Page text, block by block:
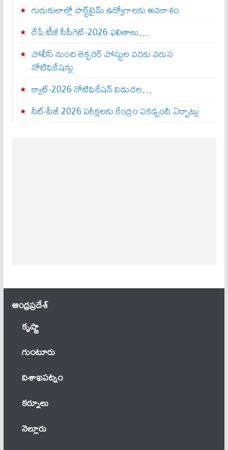
గురుకులాల్లో పార్ట్‌టైమ్ ఉద్యోగాలకు అవకాశం
రేపే టీజీ సీపీగెట్‌-2026 ఫలితాలు…
పోలీస్ నుంచి లెక్చరర్ పోస్టుల వరకు వరుస
నోటిఫికేషన్లు
క్యాట్-2026 నోటిఫికేషన్ విడుదల…
నీట్-పీజీ 2026 పరీక్షలకు కేంద్రం పకడ్బందీ ఏర్పాట్లు
ఆంధ్ర‌ప్ర‌దేశ్
కృష్ణా
గుంటూరు
విశాఖపట్నం
కర్నూలు
నెల్లూరు